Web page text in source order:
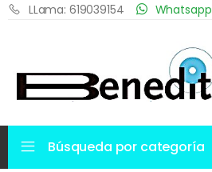
LLama: 619039154 Whatsapp
Búsqueda por categoría